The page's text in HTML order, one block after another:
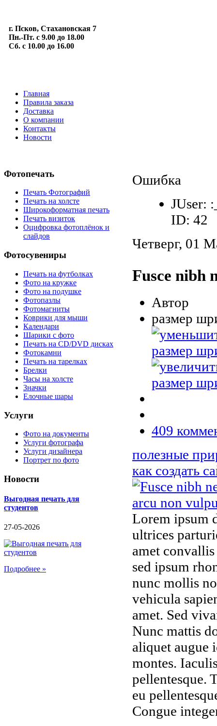
г. Псков, Стахановская 7
Пн.-Пт. с 9.00 до 18.00
Сб. с 10.00 до 16.00
Главная
Правила заказа
Доставка
О компании
Контакты
Новости
Фотопечать
Печать Фотографий
Печать на холсте
Широкоформатная печать
Печать визиток
Оцифровка фотоплёнок и
слайдов
Фотосувениры
Печать на футболках
Фото на кружке
Фото на подушке
Фотопазлы
Фотомагниты
Коврики для мыши
Календари
Шарики с фото
Печать на CD/DVD дисках
Фотокамни
Печать на тарелках
Брелки
Часы на холсте
Значки
Елочные шары
Услуги
Фото на документы
Услуги фотографа
Услуги дизайнера
Портрет по фото
Новости
Выгодная печать для
студентов
27-05-2026
Подробнее »
Ошибка
JUser:
ID: 42
Четверг, 01
Fusce nibh
Автор
размер
409
полезные
как создать
Lorem ipsum
ultrices
amet
sed ipsum
nunc mollis
vehicula
amet. Sed
Nunc mattis
aliquet augue
montes.
pellentesque.
eu
Congue